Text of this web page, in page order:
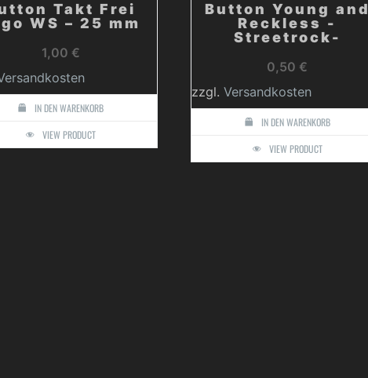
Takt Frei
WS – 25 mm
1,00 €
IN DEN WARENKORB
VIEW PRODUCT
Button Young and
Reckless -
Streetrock-
0,50€
zzgl. Versandkosten
IN DEN WARENKORB
VIEW PRODUCT